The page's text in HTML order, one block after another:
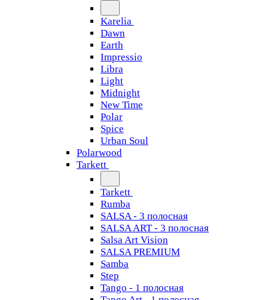
Karelia
Dawn
Earth
Impressio
Libra
Light
Midnight
New Time
Polar
Spice
Urban Soul
Polarwood
Tarkett
Tarkett
Rumba
SALSA - 3 полосная
SALSA ART - 3 полосная
Salsa Art Vision
SALSA PREMIUM
Samba
Step
Tango - 1 полосная